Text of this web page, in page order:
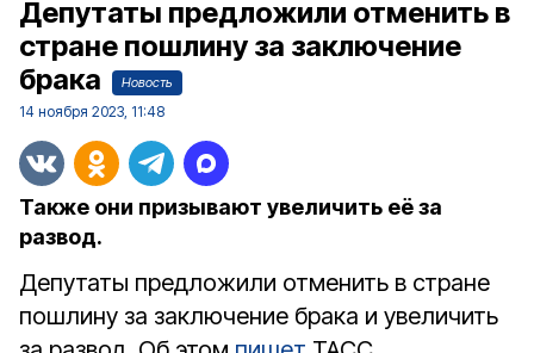
Депутаты предложили отменить в
стране пошлину за заключение
брака
Новость
14 ноября 2023, 11:48
Также они призывают увеличить её за
развод.
Депутаты предложили отменить в стране
пошлину за заключение брака и увеличить